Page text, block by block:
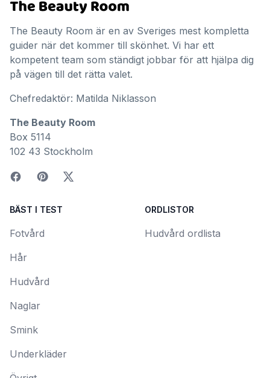
The Beauty Room är en av Sveriges mest kompletta
guider när det kommer till skönhet. Vi har ett
kompetent team som ständigt jobbar för att hjälpa dig
på vägen till det rätta valet.
Chefredaktör: Matilda Niklasson
The Beauty Room
Box 5114
102 43 Stockholm
BÄST I TEST
Fotvård
Hår
Hudvård
Naglar
Smink
Underkläder
ORDLISTOR
Hudvård ordlista